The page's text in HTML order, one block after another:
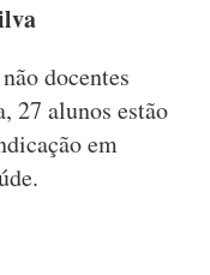
docentes
27 alunos estão
em